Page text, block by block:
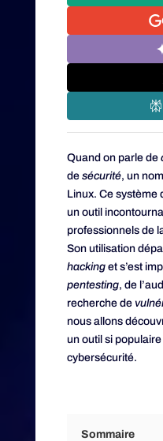
Quand on parle de
de sécurité, un
Linux. Ce système
un outil
professionnels de
Son utilisation
hackinget s’est
pentesting, de
recherche de
nous allons
un outil si
cybersécurité.
Sommaire